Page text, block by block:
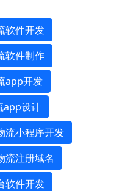
软件开发
软件制作
app开发
app设计
流小程序开发
流注册域名
软件开发